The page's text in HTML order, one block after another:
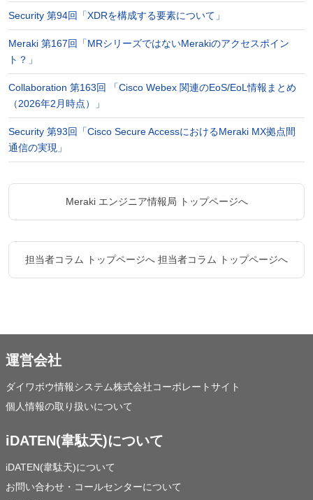
Security 第94回「XDRを構成する要素について」
Meraki 第167回「MRシリーズではないMerakiのアクセスポイン
ト？」
Collaboration 第163回 「Cisco Webex 関連のEoS/EoL情報まとめ
（2026年2月時点）」
Security 第93回「Cisco Secure AccessにおけるMeraki MX拠点間
通信の実現」
Meraki エンジニア情報局 トップページへ
担当者コラム トップページへ 担当者コラム トップページへ
運営会社
ダイワボウ情報システム株式会社コーポレートサイト
個人情報の取り扱いについて
iDATEN(韋駄天)について
iDATEN(韋駄天)について
お問い合わせ・コールセンターについて